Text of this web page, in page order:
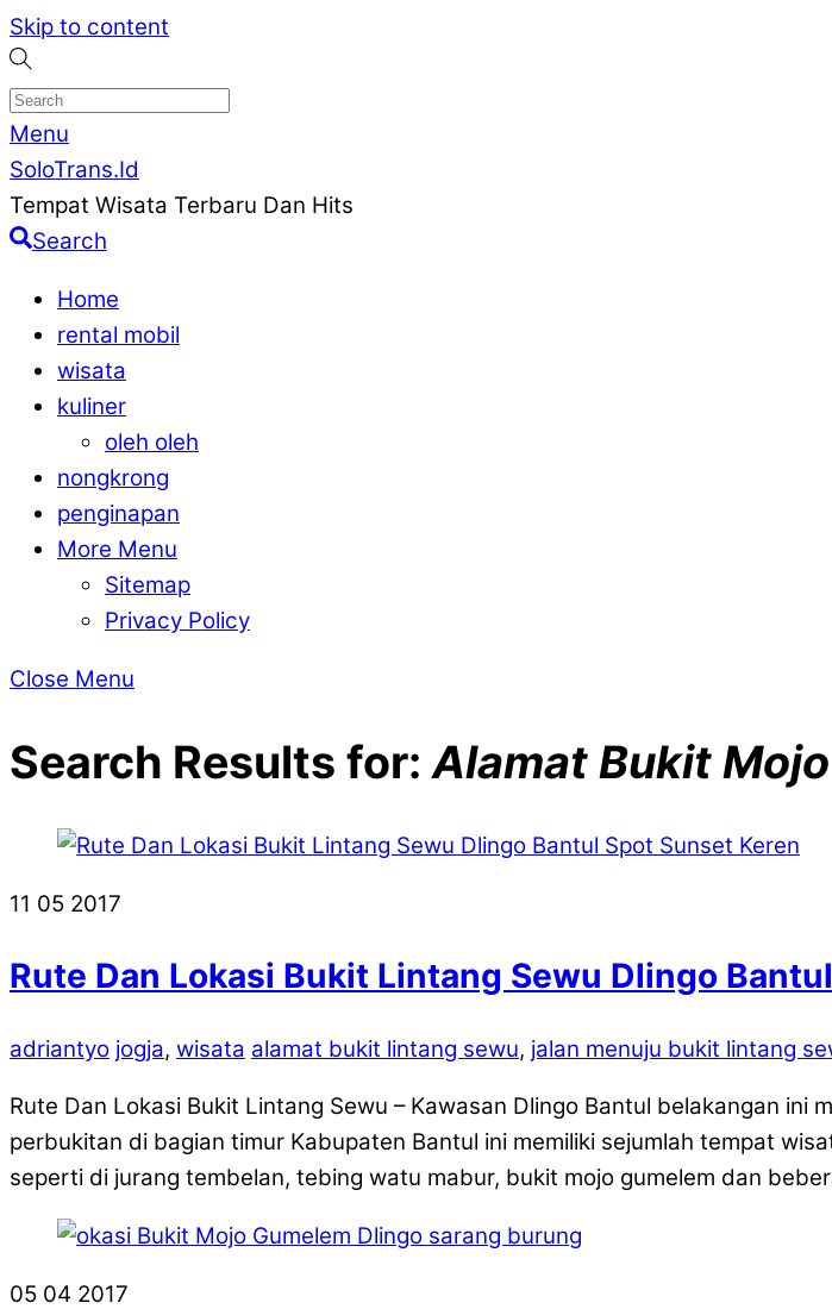
Skip to content
Menu
SoloTrans.Id
Tempat Wisata Terbaru Dan Hits
Search
Home
rental mobil
wisata
kuliner
oleh oleh
nongkrong
penginapan
More Menu
Sitemap
Privacy Policy
Close Menu
Search Results for:Alamat Bukit Mojo
11 05 2017
Rute Dan Lokasi Bukit Lintang Sewu Dlingo
adriantyo jogja, wisata alamat bukit lintang sewu, jalan menuju bukit lintang
Rute Dan Lokasi Bukit Lintang Sewu – Kawasan Dlingo Bantul belakangan ini
perbukitan di bagian timur Kabupaten Bantul ini memiliki sejumlah tempat
seperti di jurang tembelan, tebing watu mabur, bukit mojo gumelem dan
05 04 2017